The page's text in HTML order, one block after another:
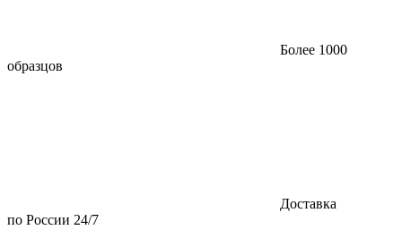
Более 1000
образцов
Доставка
по России 24/7